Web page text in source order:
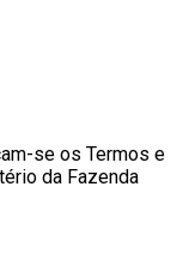
se os Termos e
da Fazenda